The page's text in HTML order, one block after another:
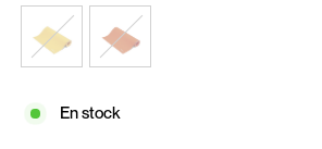
En stock